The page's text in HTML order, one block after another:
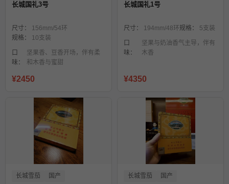
长城国礼3号
尺寸：
156mm/54环
规格：
10支装
口
味：
坚果香、豆香开场，伴有柔
和木香与蜜甜
¥2450
长城国礼1号
尺寸： 194mm/48环规格： 5支装
口
味：
坚果与奶油香气主导，伴有
木香
¥4350
长城雪茄 国产 长城雪茄 国产